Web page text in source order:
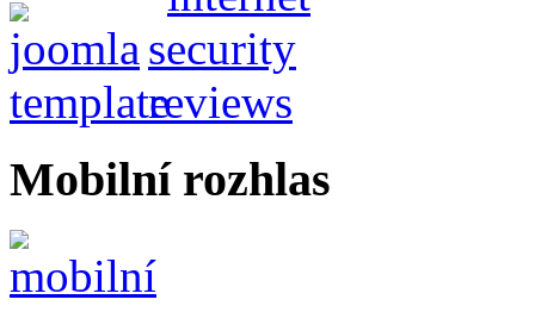
Mobilní rozhlas